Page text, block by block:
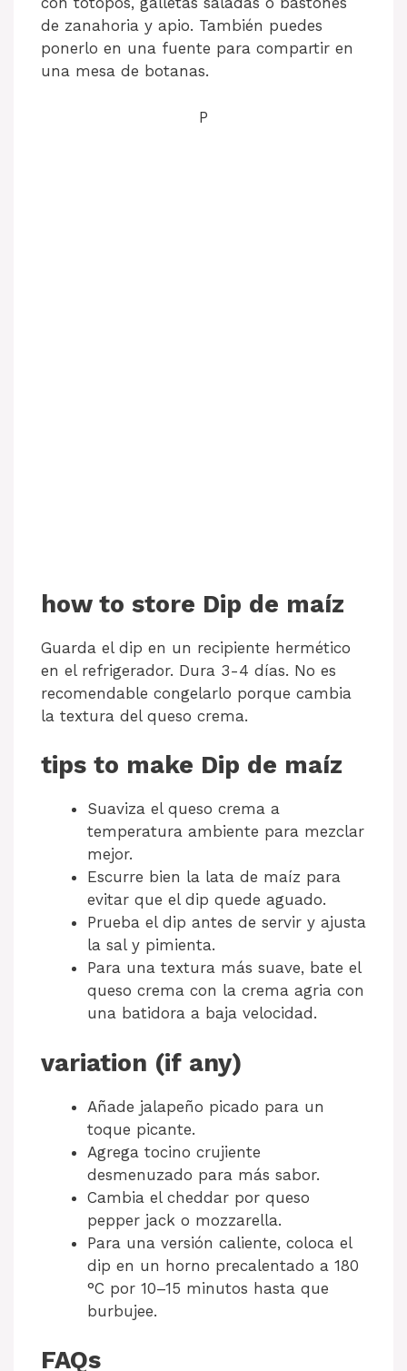
de zanahoria y apio. También puedes
ponerlo en una fuente para compartir en
una mesa de botanas.
P
how to store Dip de maíz
Guarda el dip en un recipiente hermético
en el refrigerador. Dura 3-4 días. No es
recomendable congelarlo porque cambia
la textura del queso crema.
tips to make Dip de maíz
Suaviza el queso crema a
temperatura ambiente para mezclar
mejor.
Escurre bien la lata de maíz para
evitar que el dip quede aguado.
Prueba el dip antes de servir y ajusta
la sal y pimienta.
Para una textura más suave, bate el
queso crema con la crema agria con
una batidora a baja velocidad.
variation (if any)
Añade jalapeño picado para un
toque picante.
Agrega tocino crujiente
desmenuzado para más sabor.
Cambia el cheddar por queso
pepper jack o mozzarella.
Para una versión caliente, coloca el
dip en un horno precalentado a 180
°C por 10–15 minutos hasta que
burbujee.
FAQs